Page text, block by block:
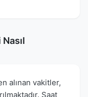
alınan vakitler,
Saat